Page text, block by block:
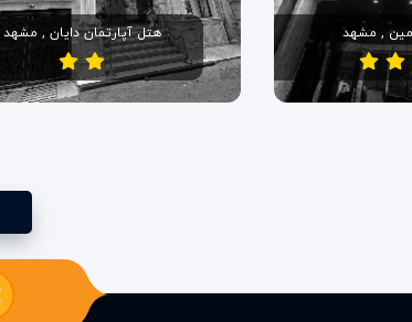
, مشهد هتل آپارتمان دایان , مشهد